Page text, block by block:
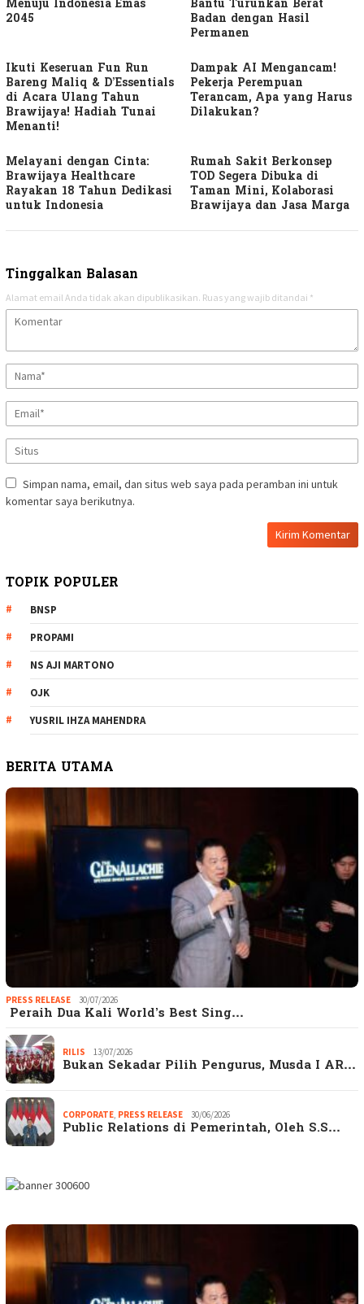
Menuju Indonesia Emas
2045
Bantu Turunkan Berat
Badan dengan Hasil
Permanen
Ikuti Keseruan Fun Run
Bareng Maliq & D’Essentials
di Acara Ulang Tahun
Brawijaya! Hadiah Tunai
Menanti!
Dampak AI Mengancam!
Pekerja Perempuan
Terancam, Apa yang Harus
Dilakukan?
Melayani dengan Cinta:
Brawijaya Healthcare
Rayakan 18 Tahun Dedikasi
untuk Indonesia
Rumah Sakit Berkonsep
TOD Segera Dibuka di
Taman Mini, Kolaborasi
Brawijaya dan Jasa Marga
Tinggalkan Balasan
Alamat email Anda tidak akan dipublikasikan. Ruas yang wajib ditandai *
Simpan nama, email, dan situs web saya pada peramban ini untuk
komentar saya berikutnya.
TOPIK POPULER
BNSP
PROPAMI
NS AJI MARTONO
OJK
YUSRIL IHZA MAHENDRA
BERITA UTAMA
PRESS RELEASE 30/07/2026
Peraih Dua Kali World’s Best Sing…
RILIS 13/07/2026
Bukan Sekadar Pilih Pengurus, Musda I AR…
CORPORATE PRESS RELEASE 30/06/2026
Public Relations di Pemerintah, Oleh S.S…